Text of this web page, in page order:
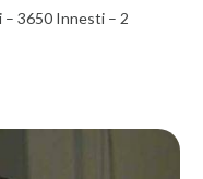
– 3650 Innesti – 2